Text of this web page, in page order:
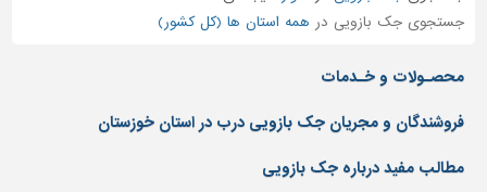
نرده
و
حفاظ
کفپوش
جستجوی جک بازویی در همه استان ها (کل کشور)
محصـولات و خـدمات
فروشندگان و مجریان جک بازویی درب در استان خوزستان
مطالب مفید درباره جک بازویی